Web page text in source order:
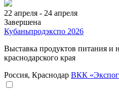
22 апреля - 24 апреля
Завершена
Кубаньпродэкспо 2026
Выставка продуктов питания и
краснодарского края
Россия, Краснодар ВКК